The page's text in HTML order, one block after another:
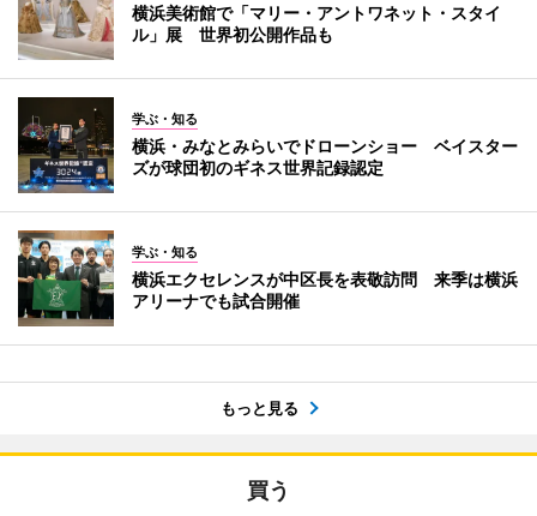
横浜美術館で「マリー・アントワネット・スタイ
ル」展 世界初公開作品も
学ぶ・知る
横浜・みなとみらいでドローンショー ベイスター
ズが球団初のギネス世界記録認定
学ぶ・知る
横浜エクセレンスが中区長を表敬訪問 来季は横浜
アリーナでも試合開催
もっと見る
買う